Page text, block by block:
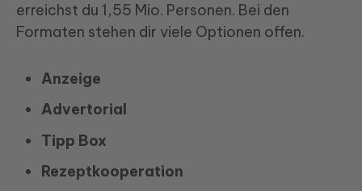
erreichst du 1,55 Mio. Personen. Bei den
Formaten stehen dir viele Optionen offen.
Anzeige
Advertorial
Tipp Box
Rezeptkooperation